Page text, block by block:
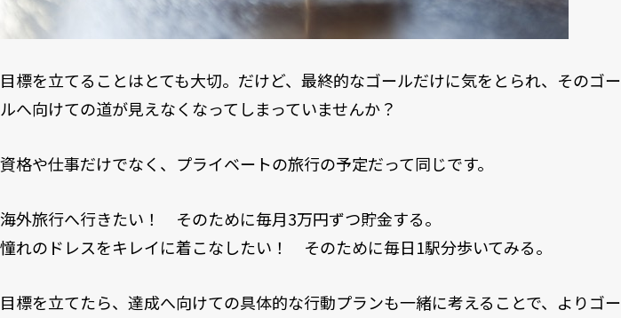
目標を立てることはとても大切。だけど、最終的なゴールだけに気をとられ、そのゴー
ルへ向けての道が見えなくなってしまっていませんか？
資格や仕事だけでなく、プライベートの旅行の予定だって同じです。
海外旅行へ行きたい！ そのために毎月3万円ずつ貯金する。
憧れのドレスをキレイに着こなしたい！ そのために毎日1駅分歩いてみる。
目標を立てたら、達成へ向けての具体的な行動プランも一緒に考えることで、よりゴー